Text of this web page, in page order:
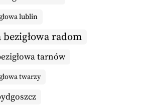
lublin
radom
tarnów
twarzy